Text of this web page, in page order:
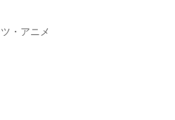
・アニメ